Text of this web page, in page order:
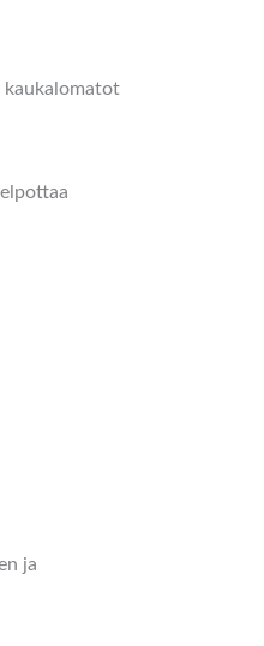
kaukalomatot
ja